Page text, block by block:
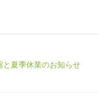
と夏季休業のお知らせ